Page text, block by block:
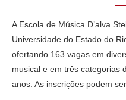
A Escola de Música D’alva
Universidade do Estado do
ofertando 163 vagas em
musical e em três categorias
anos. As inscrições podem